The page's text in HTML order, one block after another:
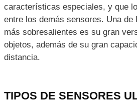
características especiales, y que
entre los demás sensores. Una
más sobresalientes es su gran
objetos, además de su gran
distancia.
TIPOS DE SENSORES